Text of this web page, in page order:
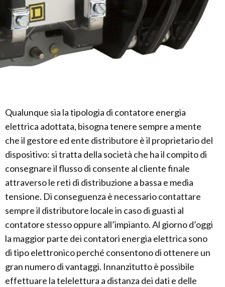
Qualunque sia la tipologia di contatore energia
elettrica adottata, bisogna tenere sempre a mente
che il gestore ed ente distributore è il proprietario del
dispositivo: si tratta della società che ha il compito di
consegnare il flusso di consente al cliente finale
attraverso le reti di distribuzione a bassa e media
tensione. Di conseguenza è necessario contattare
sempre il distributore locale in caso di guasti al
contatore stesso oppure all’impianto. Al giorno d’oggi
la maggior parte dei contatori energia elettrica sono
di tipo elettronico perché consentono di ottenere un
gran numero di vantaggi. Innanzitutto è possibile
effettuare la telelettura a distanza dei dati e delle